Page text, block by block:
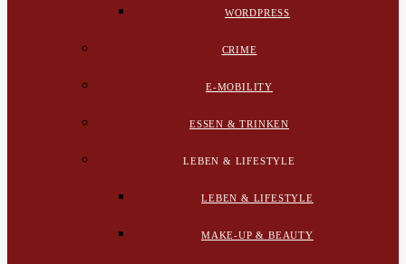
WORDPRESS
CRIME
E-MOBILITY
ESSEN & TRINKEN
LEBEN & LIFESTYLE
LEBEN & LIFESTYLE
MAKE-UP & BEAUTY